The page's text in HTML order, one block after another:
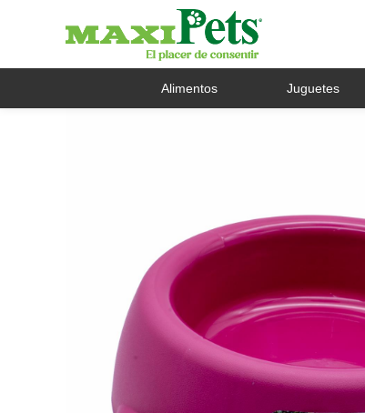
Alimentos Juguetes